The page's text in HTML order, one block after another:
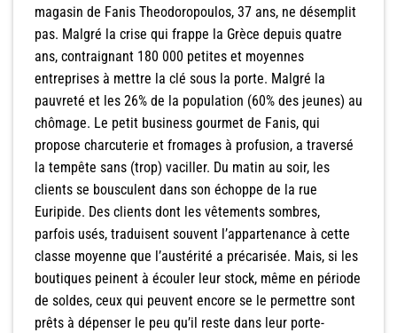
magasin de Fanis Theodoropoulos, 37 ans, ne désemplit
pas. Malgré la crise qui frappe la Grèce depuis quatre
ans, contraignant 180 000 petites et moyennes
entreprises à mettre la clé sous la porte. Malgré la
pauvreté et les 26% de la population (60% des jeunes) au
chômage. Le petit business gourmet de Fanis, qui
propose charcuterie et fromages à profusion, a traversé
la tempête sans (trop) vaciller. Du matin au soir, les
clients se bousculent dans son échoppe de la rue
Euripide. Des clients dont les vêtements sombres,
parfois usés, traduisent souvent l’appartenance à cette
classe moyenne que l’austérité a précarisée. Mais, si les
boutiques peinent à écouler leur stock, même en période
de soldes, ceux qui peuvent encore se le permettre sont
prêts à dépenser le peu qu’il reste dans leur porte-